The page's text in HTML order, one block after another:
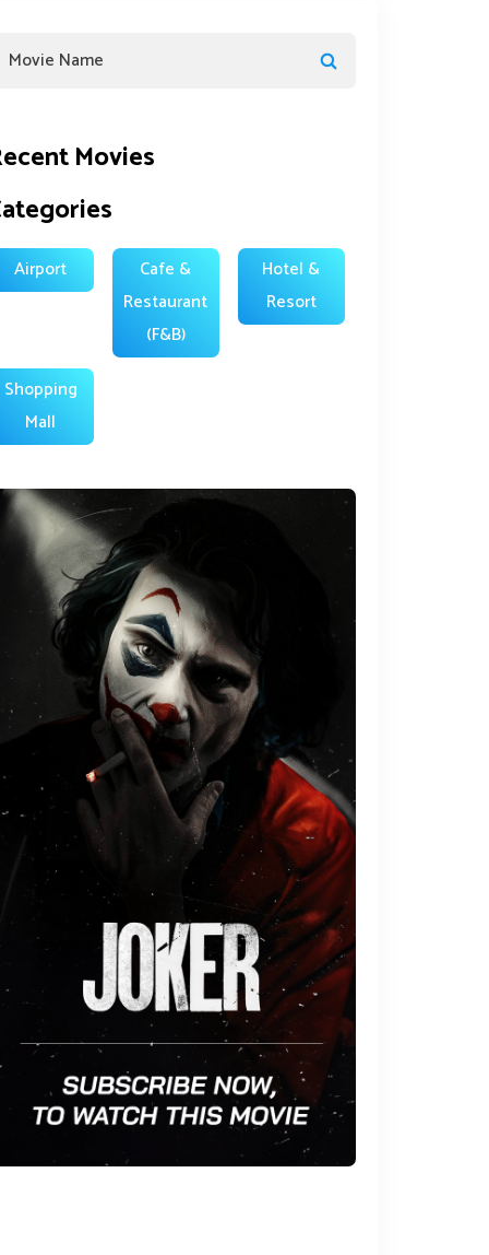
Movies
Airport
Cafe &
Restaurant
(F&B)
Hotel &
Resort
Shopping
Mall